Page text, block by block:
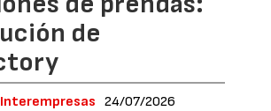
de
24/07/2026